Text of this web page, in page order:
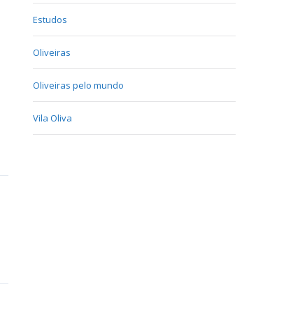
Estudos
Oliveiras
Oliveiras pelo mundo
Vila Oliva